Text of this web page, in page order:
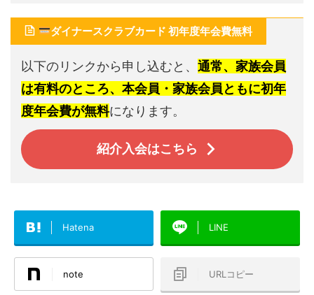
ダイナースクラブカード 初年度年会費無料
以下のリンクから申し込むと、 通常、家族会員
は有料のところ、本会員・家族会員ともに初年
度年会費が無料になります。
紹介入会はこちら
Hatena LINE
note URLコピー